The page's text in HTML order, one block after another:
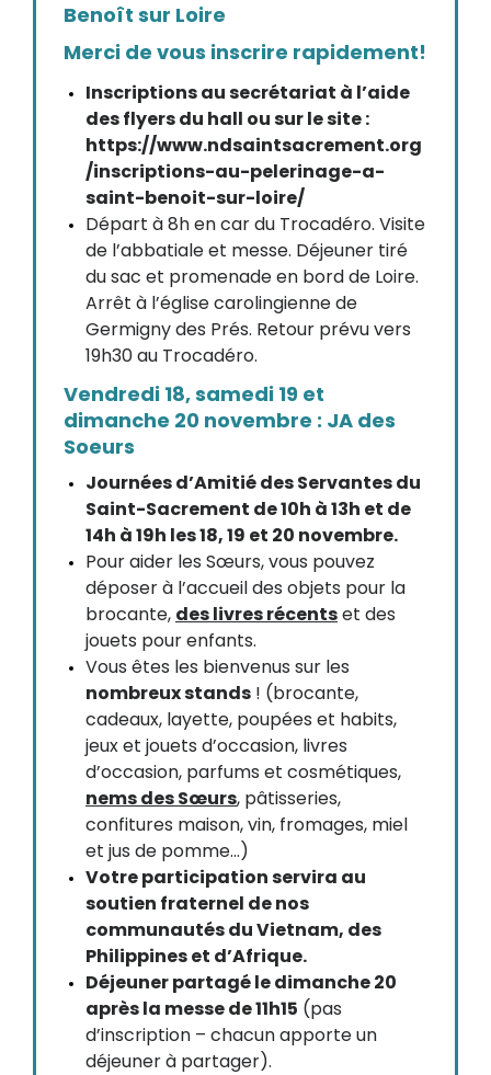
Benoît sur Loire
Merci de vous inscrire rapidement!
Inscriptions au secrétariat à l’aide
des flyers du hall ou sur le site :
https://www.ndsaintsacrement.org
/inscriptions-au-pelerinage-a-
saint-benoit-sur-loire/
Départ à 8h en car du Trocadéro. Visite
de l’abbatiale et messe. Déjeuner tiré
du sac et promenade en bord de Loire.
Arrêt à l’église carolingienne de
Germigny des Prés. Retour prévu vers
19h30 au Trocadéro.
Vendredi 18, samedi 19 et
dimanche 20 novembre : JA des
Soeurs
Journées d’Amitié des Servantes du
Saint-Sacrement de 10h à 13h et de
14h à 19h les 18, 19 et 20 novembre.
Pour aider les Sœurs, vous pouvez
déposer à l’accueil des objets pour la
brocante, des livres récentset des
jouets pour enfants.
Vous êtes les bienvenus sur les
nombreux stands ! (brocante,
cadeaux, layette, poupées et habits,
jeux et jouets d’occasion, livres
d’occasion, parfums et cosmétiques,
nems des Sœurs, pâtisseries,
confitures maison, vin, fromages, miel
et jus de pomme…)
Votre participation servira au
soutien fraternel de nos
communautés du Vietnam, des
Philippines et d’Afrique.
Déjeuner partagé le dimanche 20
après la messe de 11h15 (pas
d’inscription – chacun apporte un
déjeuner à partager).